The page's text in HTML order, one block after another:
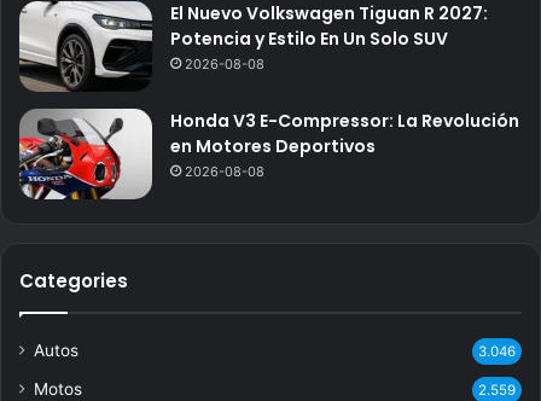
El Nuevo Volkswagen Tiguan R 2027:
Potencia y Estilo En Un Solo SUV
2026-08-08
Honda V3 E-Compressor: La Revolución
en Motores Deportivos
2026-08-08
Categories
Autos 3.046
Motos 2.559